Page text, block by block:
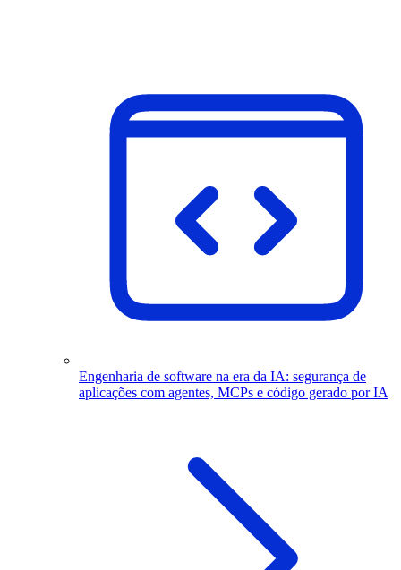
Engenharia de software na era da IA: segurança de
aplicações com agentes, MCPs e código gerado por IA